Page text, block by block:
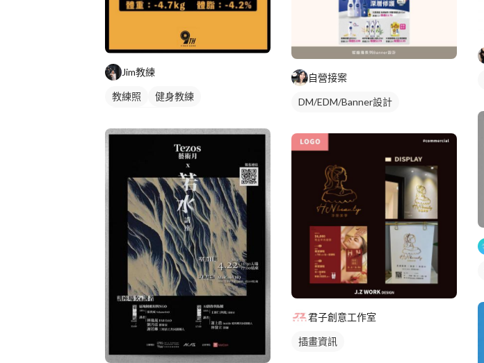
Jim教練
教練照
健身教練
自營接案
DM/EDM/Banner設計
君子創意工作室
插畫資訊